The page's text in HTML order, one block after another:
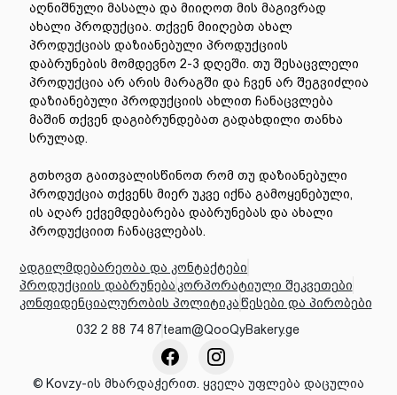
აღნიშნული მასალა და მიიღოთ მის მაგივრად
ახალი პროდუქცია. თქვენ მიიღებთ ახალ
პროდუქციას დაზიანებული პროდუქციის
დაბრუნების მომდევნო 2-3 დღეში. თუ შესაცვლელი
პროდუქცია არ არის მარაგში და ჩვენ არ შეგვიძლია
დაზიანებული პროდუქციის ახლით ჩანაცვლება
მაშინ თქვენ დაგიბრუნდებათ გადახდილი თანხა
სრულად.
გთხოვთ გაითვალისწინოთ რომ თუ დაზიანებული
პროდუქცია თქვენს მიერ უკვე იქნა გამოყენებული,
ის აღარ ექვემდებარება დაბრუნებას და ახალი
პროდუქციით ჩანაცვლებას.
ადგილმდებარეობა და კონტაქტები
პროდუქციის დაბრუნება კორპორატიული შეკვეთები
კონფიდენციალურობის პოლიტიკაწესები და პირობები
032 2 88 74 87team@QooQyBakery.ge
© Kovzy-ის მხარდაჭერით. ყველა უფლება დაცულია